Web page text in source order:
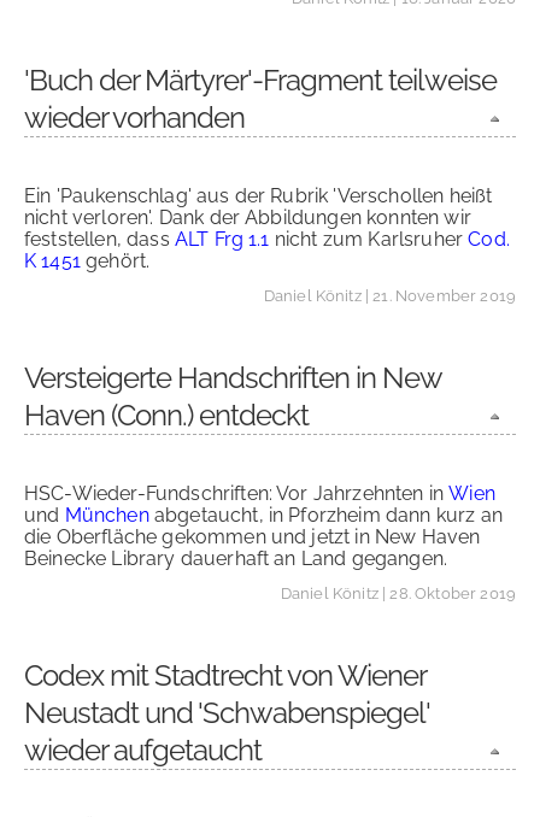
'Buch der Märtyrer'-Fragment teilweise
wieder vorhanden
Ein 'Paukenschlag' aus der Rubrik 'Verschollen heißt
nicht verloren'. Dank der Abbildungen konnten wir
feststellen, dass ALT Frg 1.1 nicht zum KarlsruherCod.
K 1451gehört.
Daniel Könitz| 21. November 2019
Versteigerte Handschriften in New
Haven (Conn.) entdeckt
HSC-Wieder-Fundschriften: Vor Jahrzehnten inWien
und Münchenabgetaucht, in Pforzheim dann kurz an
die Oberfläche gekommen und jetzt in New Haven
Beinecke Library dauerhaft an Land gegangen.
Daniel Könitz| 28. Oktober 2019
Codex mit Stadtrecht von Wiener
Neustadt und 'Schwabenspiegel'
wieder aufgetaucht